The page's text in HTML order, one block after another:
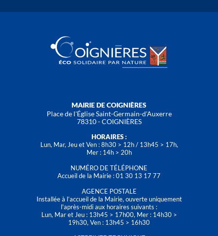
MAIRIE DE COIGNIÈRES
Place de l'Église Saint-Germain-d'Auxerre
78310 - COIGNIÈRES
HORAIRES :
Lun, Mar, Jeu et Ven : 8h30 > 12h / 13h45 > 17h,
Mer : 14h > 20h
NUMÉRO DE TÉLÉPHONE
Accueil de la Mairie : 01 30 13 17 77
AGENCE POSTALE
Installée à l’accueil de la Mairie, ouverte uniquement
l'après-midi aux horaires suivants :
Lun, Mar et Jeu : 13h45 > 17h00, Mer : 14h30 >
19h30, Ven : 13h45 > 16h30